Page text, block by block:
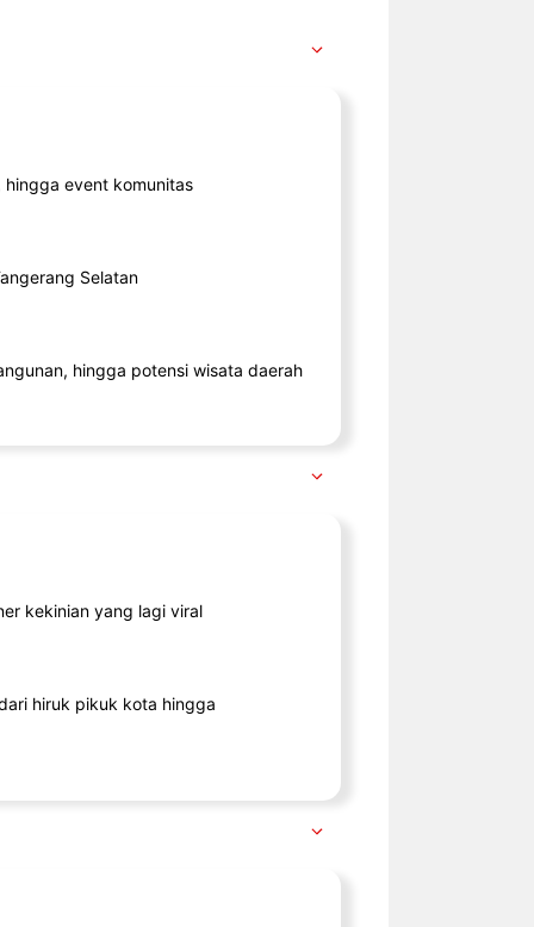
event komunitas
Selatan
hingga potensi wisata daerah
kekinian yang lagi viral
hiruk pikuk kota hingga